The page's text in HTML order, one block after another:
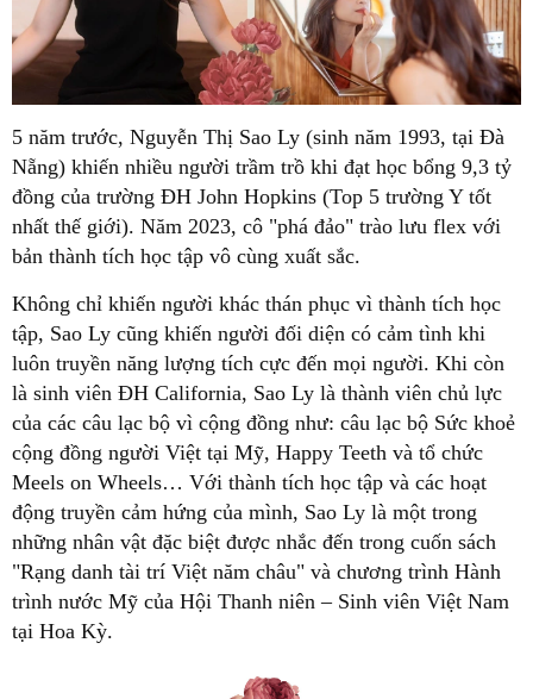
5 năm trước, Nguyễn Thị Sao Ly (sinh năm 1993, tại Đà
Nẵng) khiến nhiều người trầm trồ khi đạt học bổng 9,3 tỷ
đồng của trường ĐH John Hopkins (Top 5 trường Y tốt
nhất thế giới). Năm 2023, cô "phá đảo" trào lưu flex với
bản thành tích học tập vô cùng xuất sắc.
Không chỉ khiến người khác thán phục vì thành tích học
tập, Sao Ly cũng khiến người đối diện có cảm tình khi
luôn truyền năng lượng tích cực đến mọi người. Khi còn
là sinh viên ĐH California, Sao Ly là thành viên chủ lực
của các câu lạc bộ vì cộng đồng như: câu lạc bộ Sức khoẻ
cộng đồng người Việt tại Mỹ, Happy Teeth và tổ chức
Meels on Wheels… Với thành tích học tập và các hoạt
động truyền cảm hứng của mình, Sao Ly là một trong
những nhân vật đặc biệt được nhắc đến trong cuốn sách
"Rạng danh tài trí Việt năm châu" và chương trình Hành
trình nước Mỹ của Hội Thanh niên – Sinh viên Việt Nam
tại Hoa Kỳ.